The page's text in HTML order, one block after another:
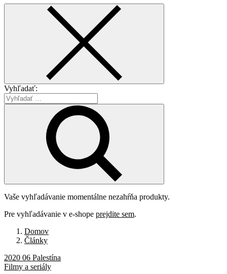
Vyhľadať:
Vaše vyhľadávanie momentálne nezahŕňa produkty.
Pre vyhľadávanie v e-shope prejdite sem.
Domov
Články
2020 06 Palestína
Filmy a seriály